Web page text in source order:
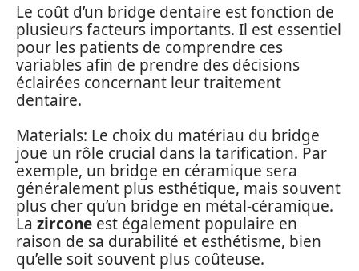
Le coût d’un bridge dentaire est fonction de
plusieurs facteurs importants. Il est essentiel
pour les patients de comprendre ces
variables afin de prendre des décisions
éclairées concernant leur traitement
dentaire.
Materials: Le choix du matériau du bridge
joue un rôle crucial dans la tarification. Par
exemple, un bridge en céramique sera
généralement plus esthétique, mais souvent
plus cher qu’un bridge en métal-céramique.
La zircone est également populaire en
raison de sa durabilité et esthétisme, bien
qu’elle soit souvent plus coûteuse.